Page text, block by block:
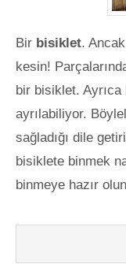
Bir bisiklet.
kesin!
bir bisiklet.
ayrılabiliyor.
sağladığı dile
bisiklete binmek
binmeye hazır